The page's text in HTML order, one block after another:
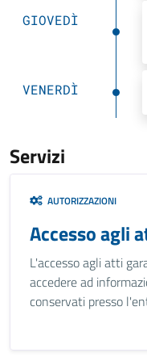
GIOVEDÌ
VENERDÌ
Servizi
AUTORIZZAZIONI
Accesso agli
L'accesso agli atti
accedere ad
conservati presso